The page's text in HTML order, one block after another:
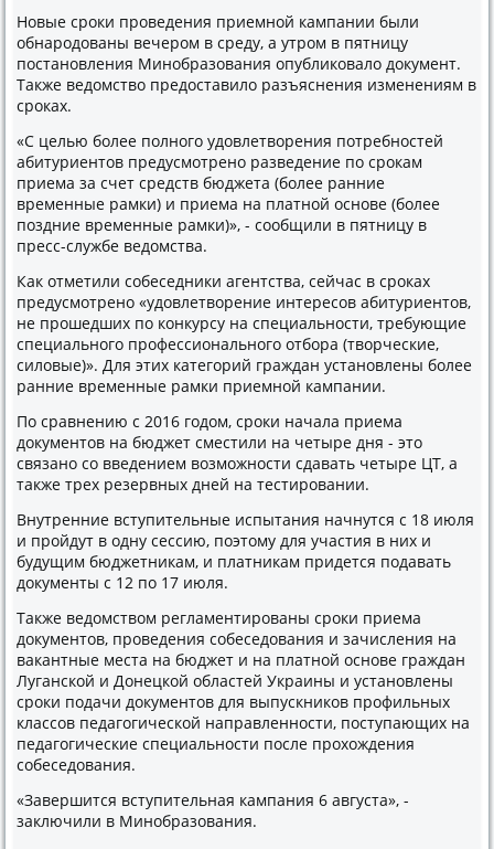
Новые сроки проведения приемной кампании были
обнародованы вечером в среду, а утром в пятницу
постановления Минобразования опубликовало документ.
Также ведомство предоставило разъяснения изменениям в
сроках.
«С целью более полного удовлетворения потребностей
абитуриентов предусмотрено разведение по срокам
приема за счет средств бюджета (более ранние
временные рамки) и приема на платной основе (более
поздние временные рамки)», - сообщили в пятницу в
пресс-службе ведомства.
Как отметили собеседники агентства, сейчас в сроках
предусмотрено «удовлетворение интересов абитуриентов,
не прошедших по конкурсу на специальности, требующие
специального профессионального отбора (творческие,
силовые)». Для этих категорий граждан установлены более
ранние временные рамки приемной кампании.
По сравнению с 2016 годом, сроки начала приема
документов на бюджет сместили на четыре дня - это
связано со введением возможности сдавать четыре ЦТ, а
также трех резервных дней на тестировании.
Внутренние вступительные испытания начнутся с 18 июля
и пройдут в одну сессию, поэтому для участия в них и
будущим бюджетникам, и платникам придется подавать
документы с 12 по 17 июля.
Также ведомством регламентированы сроки приема
документов, проведения собеседования и зачисления на
вакантные места на бюджет и на платной основе граждан
Луганской и Донецкой областей Украины и установлены
сроки подачи документов для выпускников профильных
классов педагогической направленности, поступающих на
педагогические специальности после прохождения
собеседования.
«Завершится вступительная кампания 6 августа», -
заключили в Минобразования.